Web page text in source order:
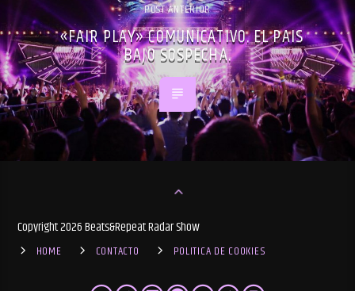
POST ANTERIOR
«FAIR PLAY» COMUNICATIVO. EL PAIS
BAJO SOSPECHA.
Copyright 2026 Beats&Repeat Radar Show
HOME CONTACTO POLITICA DE COOKIES